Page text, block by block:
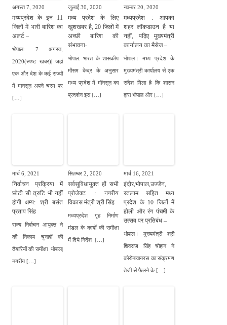
अगस्त 7, 2020
मध्यप्रदेश के इन 11
जिलों में भारी बारिश का
अलर्ट –
भोपाल: 7 अगस्त,
2020(स्पष्ट खबर)| जहां
एक और देश के कई राज्यों
में मानसून अपने चरम पर
[…]
जुलाई 30, 2020
मध्य प्रदेश के लिए
खुशखबर है, 20 जिलों में
अच्छी बारिश की
संभावना-
भोपाल: भारत के शासकीय
मौसम केंद्र के अनुसार
मध्य प्रदेश में मॉनसून का
प्रदर्शन इस […]
नवम्बर 20, 2020
मध्यप्रदेश : आपका
शहर लॉकडाउन है या
नहीं, पढ़िए मुख्यमंत्री
कार्यालय का मैसेज –
भोपाल। मध्य प्रदेश के
मुख्यमंत्री कार्यालय से एक
संदेश मिला है कि शासन
द्वारा भोपाल और […]
मार्च 6, 2021
निर्वाचन प्रक्रिया में
छोटी सी त्रुटि भी नहीं
होगी क्षम्य: श्री बसंत
प्रताप सिंह
राज्य निर्वाचन आयुक्त ने
की निकाय चुनावों की
तैयारियों की समीक्षा भोपाल|
नगरीय […]
सितम्बर 2, 2020
सर्वसुविधायुक्त हों सभी
प्रोजेक्ट : नगरीय
विकास मंत्री श्री सिंह
मध्यप्रदेश गृह निर्माण
मंडल के कार्यों की समीक्षा
में दिये निर्देश […]
मार्च 16, 2021
इंदौर,भोपाल,उज्जैन,
रतलाम सहित मध्य
प्रदेश के 10 जिलों में
होली और रंग पंचमी के
उत्सव पर प्रतिबंध –
भोपाल। मुख्यमंत्री श्री
शिवराज सिंह चौहान ने
कोरोनावायरस का संक्रमण
तेजी से फैलने के […]